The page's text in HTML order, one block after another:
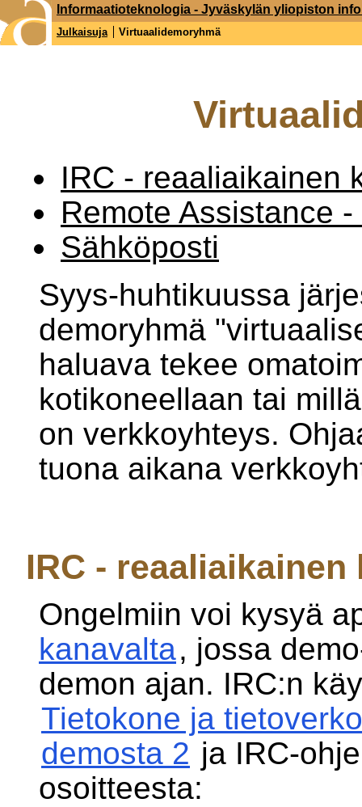
IRC - reaaliaikainen
Remote Assistance
Sähköposti
Syys-huhtikuussa
demoryhmä
haluava tekee
kotikoneellaan tai
on verkkoyhteys.
tuona aikana
IRC -
Ongelmiin voi kysyä
kanavalta, jossa
demon ajan. IRC:n
Tietokone ja
demosta 2 ja IRC-
osoitteesta:
Informaatioteknologia - Jyväskylän yliopiston
Julkaisuja Virtuaalidemoryhmä